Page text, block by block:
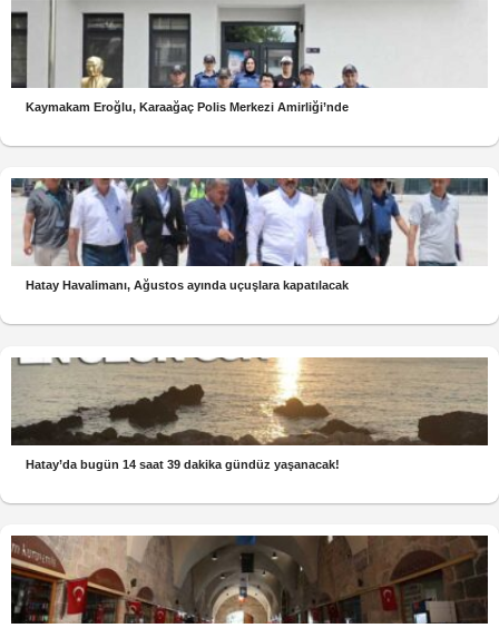
Kaymakam Eroğlu, Karaağaç Polis Merkezi Amirliği’nde
Hatay Havalimanı, Ağustos ayında uçuşlara kapatılacak
Hatay’da bugün 14 saat 39 dakika gündüz yaşanacak!